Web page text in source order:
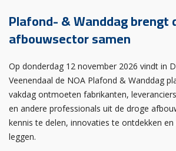
Plafond- & Wanddag brengt
afbouwsector samen
Op donderdag 12 november 2026 vindt in
Veenendaal de NOA Plafond & Wanddag
vakdag ontmoeten fabrikanten,
en andere professionals uit de droge
kennis te delen, innovaties te ontdekken
leggen.